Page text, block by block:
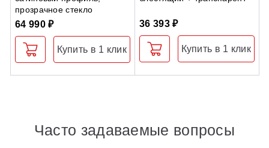
прозрачное стекло
64 990 ₽
Купить в 1 клик
36 393 ₽
Купить в 1 клик
Часто задаваемые вопросы